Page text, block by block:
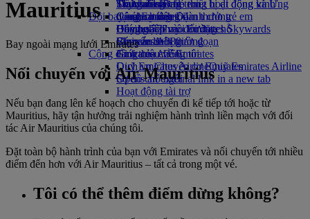
Thức uống
Đội bay của chúng tôi
Boeing 777
Emirates A380
Emirates A350
Dịch vụ Chuyên cơ Emirates
Sơ đồ chỗ ngồi
Đồ chơi cho trẻ em
Các hoạt động dành cho trẻ em
Tính bền vững trong hoạt động kinh
doanh
Chính sách môi trường
Báo cáo môi trường
Cộng đồng của chúng tôi
Quỹ Emirates AirlineQuỹ Emirates Airline
Opens an external link in a new tab
Hoạt động tài trợ
Skywards Rail
Công cụ tính Dặm thưởng
Đăng nhập vào Emirates Skywards
Skywards+
Trang dành cho thiết bị di động và Ứng
dụng Emirates
Hủy hoặc thay đổi đặt chỗ
Chuyến đi bị gián đoạn
Giới thiệu về Emirates
Mauritius
Bay ngoài mạng lưới Emirates
Nối chuyến với Air Mauritius
Nếu bạn đang lên kế hoạch cho chuyến đi kế tiếp tới hoặc từ
Mauritius, hãy tận hưởng trải nghiệm hành trình liền mạch với đối
tác Air Mauritius của chúng tôi.
Đặt toàn bộ hành trình của bạn với Emirates và nối chuyến tới nhiều
điểm đến hơn với Air Mauritius – tất cả trong một vé.
Tôi có thể thêm điểm dừng không?